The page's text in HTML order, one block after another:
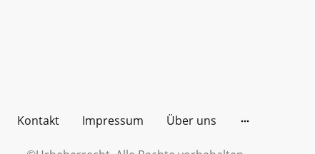
Kontakt Impressum Über uns